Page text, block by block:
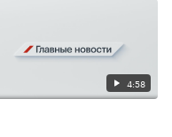
4:58